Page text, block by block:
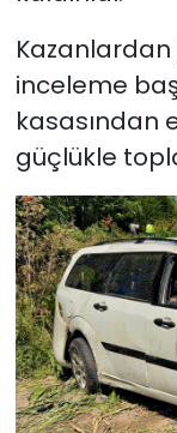
inceleme
kasasından
güçlükle